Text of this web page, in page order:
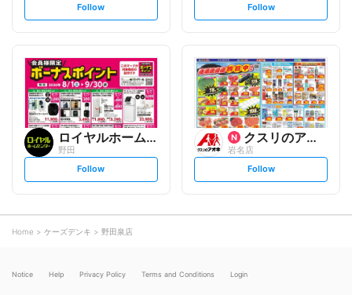
s
t
l
o
w
Follow
s
t
l
o
w
Follow
ロイヤルホームセンター
野田
s
t
o
w
Follow
クスリのアオキ
岩名店
s
t
Follow
Home ケーズデンキ 野田泉店
Notice Help Privacy Policy Terms and Conditions Login